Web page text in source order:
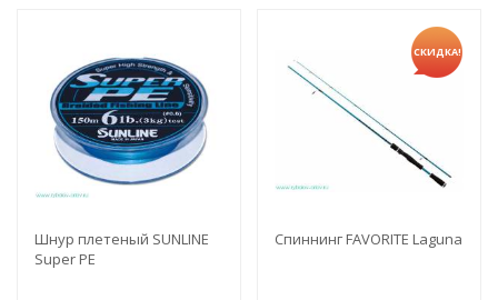
Шнур плетеный SUNLINE
Super PE
СКИДКА!
Спиннинг FAVORITE Laguna